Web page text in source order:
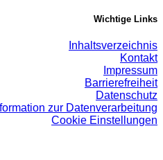
Wichtige Links
Inhaltsverzeichnis
Kontakt
Impressum
Barrierefreiheit
Datenschutz
zur Datenverarbeitung
Cookie Einstellungen